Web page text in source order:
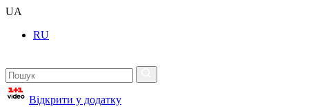
UA
RU
Відкрити у додатку